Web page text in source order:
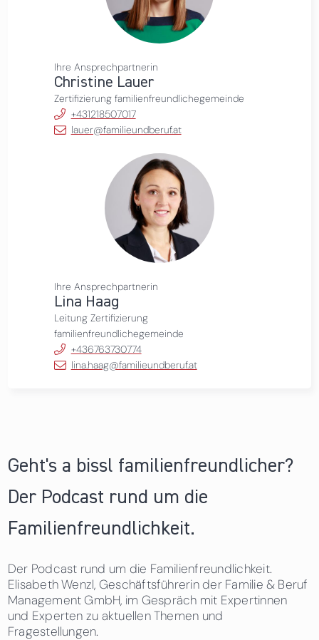
Ihre Ansprechpartnerin
Christine Lauer
Zertifizierung familienfreundlichegemeinde
+431218507017
lauer@familieundberuf.at
Ihre Ansprechpartnerin
Lina Haag
Leitung Zertifizierung
familienfreundlichegemeinde
+436763730774
lina.haag@familieundberuf.at
Geht's a bissl familienfreundlicher?
Der Podcast rund um die
Familienfreundlichkeit.
Der Podcast rund um die Familienfreundlichkeit.
Elisabeth Wenzl, Geschäftsführerin der Familie & Beruf
Management GmbH, im Gespräch mit Expertinnen
und Experten zu aktuellen Themen und
Fragestellungen.